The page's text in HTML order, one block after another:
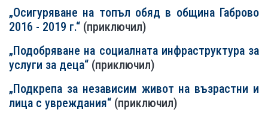
„Осигуряване на топъл обяд в община Габрово
2016 - 2019 г.“ (приключил)
„Подобряване на социалната инфраструктура за
услуги за деца“ (приключил)
„Подкрепа за независим живот на възрастни и
лица с увреждания“ (приключил)